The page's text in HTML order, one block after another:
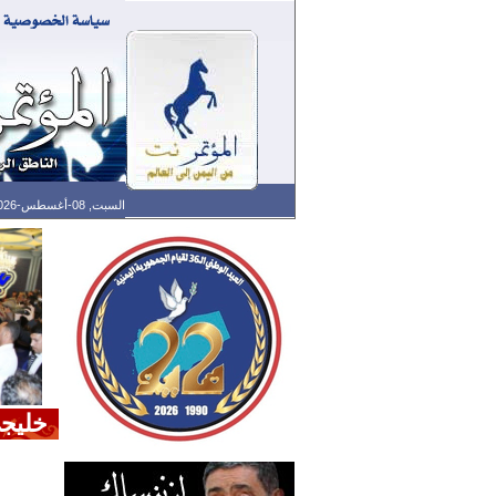
السبت, 08-أغسطس-2026 الساعة: 10:11 م - آخر تحديث: 10:05 م (05: 07) بتوقيت غرينتش